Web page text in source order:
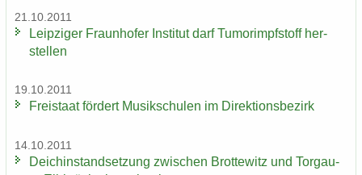
21.10.2011
Leip­zi­ger Fraun­ho­fer In­sti­tut darf Tu­mor­impf­stoff her­
stel­len
19.10.2011
Frei­staat för­dert Mu­sik­schu­len im Di­rek­ti­ons­be­zirk
14.10.2011
Deich­in­stand­set­zung zwi­schen Brot­te­witz und Tor­gau­